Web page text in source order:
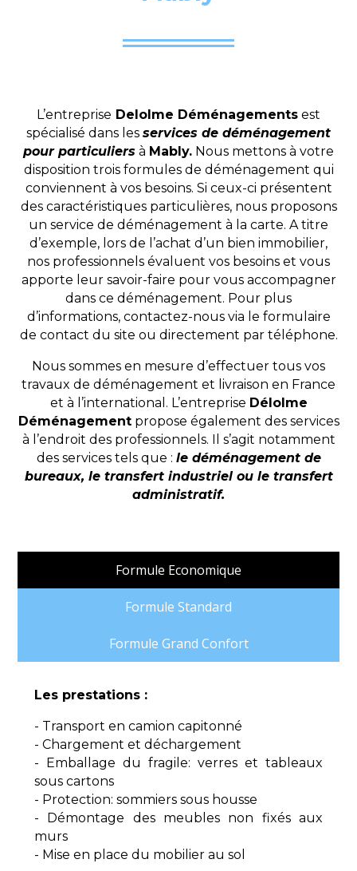
L’entreprise Delolme Déménagements est
spécialisé dans les services de déménagement
pour particuliers à Mably. Nous mettons à votre
disposition trois formules de déménagement qui
conviennent à vos besoins. Si ceux-ci présentent
des caractéristiques particulières, nous proposons
un service de déménagement à la carte. A titre
d’exemple, lors de l’achat d’un bien immobilier,
nos professionnels évaluent vos besoins et vous
apporte leur savoir-faire pour vous accompagner
dans ce déménagement. Pour plus
d’informations, contactez-nous via le formulaire
de contact du site ou directement par téléphone.
Nous sommes en mesure d’effectuer tous vos
travaux de déménagement et livraison en France
et à l’international. L’entreprise Délolme
Déménagementpropose également des services
à l’endroit des professionnels. Il s’agit notamment
des services tels que : le déménagement de
bureaux, le transfert industriel ou le transfert
administratif.
Formule Economique
Formule Standard
Formule Grand Confort
Les prestations :
- Transport en camion capitonné
- Chargement et déchargement
- Emballage du fragile: verres et tableaux
sous cartons
- Protection: sommiers sous housse
- Démontage des meubles non fixés aux
murs
- Mise en place du mobilier au sol